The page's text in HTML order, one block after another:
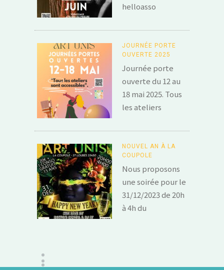
helloasso
JOURNÉE PORTE
OUVERTE 2025
Journée porte
ouverte du 12 au
18 mai 2025. Tous
les ateliers
NOUVEL AN À LA
COUPOLE
Nous proposons
une soirée pour le
31/12/2023 de 20h
à 4h du